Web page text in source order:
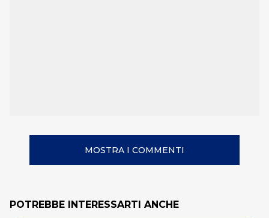
MOSTRA I COMMENTI
POTREBBE INTERESSARTI ANCHE